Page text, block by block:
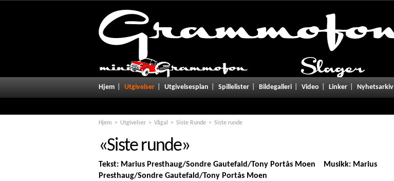
: Undefined variable: promo in/home/grammofo/public_html/utgivelser/lyrics.php 101
Hjem Utgivelser Utgivelsesplan Spillelister Bildegalleri Video Linker Nyhetsarkiv
Hjem Utgivelser Vågal Siste Runde Siste runde
«Siste runde»
Tekst: Marius Presthaug/Sondre Gautefald/Tony Portås Moen Musikk: Marius
Presthaug/Sondre Gautefald/Tony Portås Moen